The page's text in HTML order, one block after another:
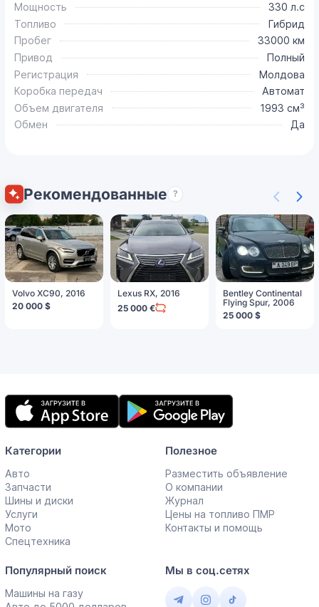
Мощность
330 л.с
Топливо
Гибрид
Пробег
33000 км
Привод
Полный
Регистрация
Молдова
Коробка передач
Автомат
Объем двигателя
1993 см³
Обмен
Да
Рекомендованные ?
Volvo XC90, 2016
20 000 $
Lexus RX, 2016
25 000 €
Bentley Continental
Flying Spur, 2006
25 000 $
Мобильное
приложение
Категории
Авто
Запчасти
Шины и диски
Услуги
Мото
Спецтехника
Полезное
Разместить объявление
О компании
Журнал
Цены на топливо ПМР
Контакты и помощь
Популярный поиск
Машины на газу
Мы в соц.сетях